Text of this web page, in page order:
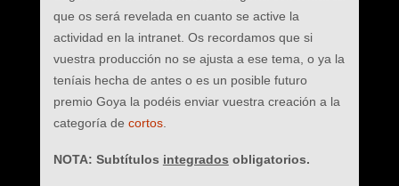
que os será revelada en cuanto se active la
actividad en la intranet. Os recordamos que si
vuestra producción no se ajusta a ese tema, o ya la
teníais hecha de antes o es un posible futuro
premio Goya la podéis enviar vuestra creación a la
categoría de cortos.
NOTA: Subtítulos integrados obligatorios.